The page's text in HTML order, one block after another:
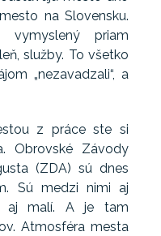
na Slovensku.
priam
služby. To všetko
„nezavadzali“, a
z práce ste si
Obrovské Závody
(ZDA) sú dnes
Sú medzi nimi aj
aj malí. A je tam
Atmosféra mesta